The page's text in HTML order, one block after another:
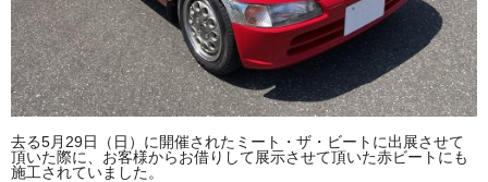
去る5月29日（日）に開催されたミート・ザ・ビートに出展させて
頂いた際に、お客様からお借りして展示させて頂いた赤ビートにも
施工されていました。